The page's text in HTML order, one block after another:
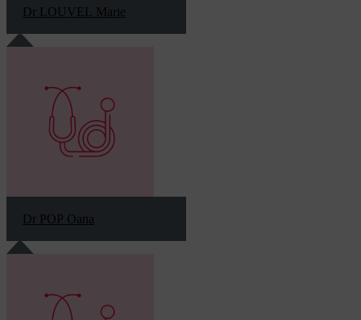
Dr LOUVEL Marie
Dr POP Oana